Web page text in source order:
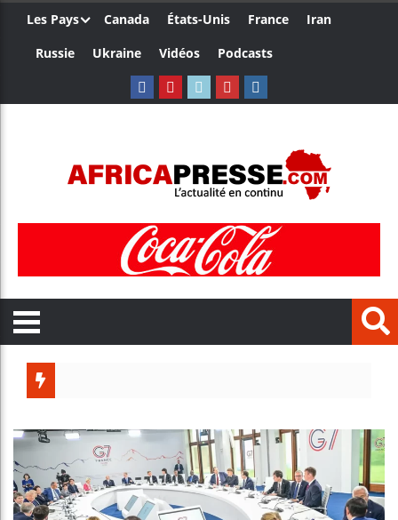
Les Pays Canada États-Unis France
Iran
Russie
Ukraine Vidéos Podcasts
Réforme
Bénin :